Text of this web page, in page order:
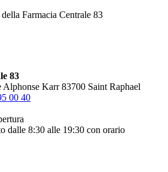
Farmacia Centrale 83
83
Alphonse Karr 83700 Saint Raphael
00 40
dalle 8:30 alle 19:30 con orario